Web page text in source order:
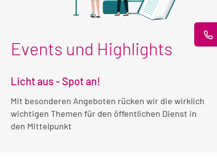
Events und Highlights
Licht aus - Spot an!
Mit besonderen Angeboten rücken wir die wirklich
wichtigen Themen für den öffentlichen Dienst in
den Mittelpunkt